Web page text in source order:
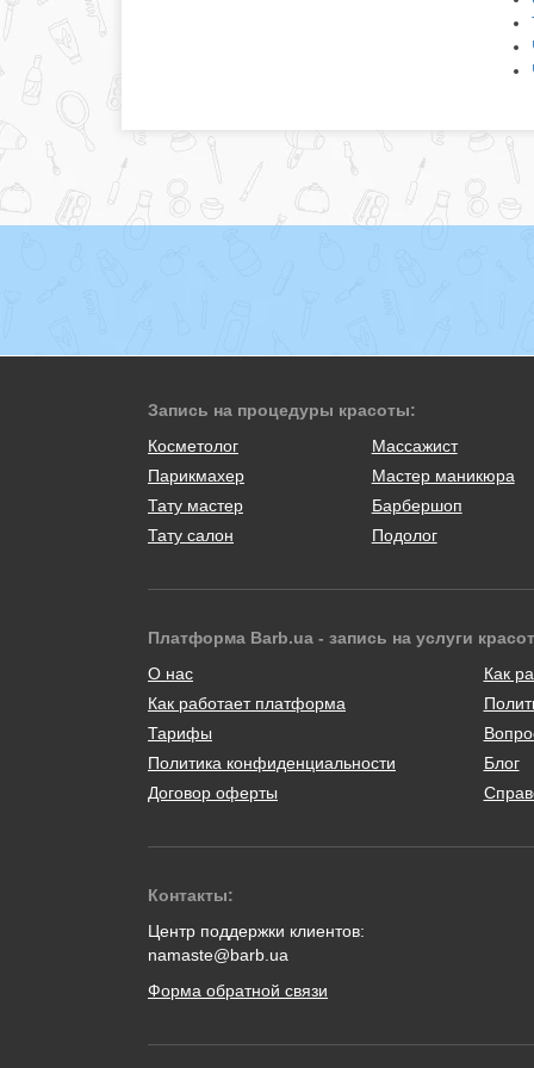
Запись на процедуры красоты:
Косметолог
Массажист
Парикмахер
Мастер маникюра
Тату мастер
Барбершоп
Тату салон
Подолог
Платформа Barb.ua - запись на услуги
О нас
Как работает платформа
Тарифы
Политика конфиденциальности
Договор оферты
Как
Блог
Контакты:
Центр поддержки клиентов:
namaste@barb.ua
Форма обратной связи